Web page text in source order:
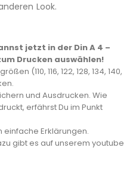
Look.
kannst jetzt in der Din A 4 –
Drucken auswählen!
(110, 116, 122, 128, 134, 140,
und Ausdrucken. Wie
erfährst Du im Punkt
einfache Erklärungen.
gibt es auf unserem youtube